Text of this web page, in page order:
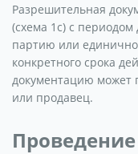
Разрешительная
(схема 1с) с
партию или
конкретного срока
документацию может
или продавец.